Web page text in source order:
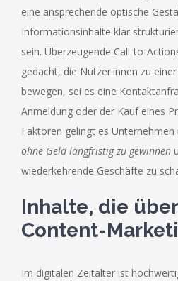
eine ansprechende optische
Informationsinhalte klar
sein. Überzeugende Call-to-
gedacht, die Nutzer:innen zu
bewegen, sei es eine
Anmeldung oder der Kauf eines
Faktoren gelingt es Unternehmen
ohne Geld langfristig zu gewinnen
wiederkehrende Geschäfte zu
Inhalte, die
Content-
Im digitalen Zeitalter ist